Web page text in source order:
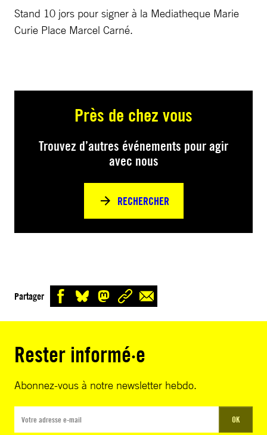
Stand 10 jors pour signer à la Mediatheque Marie
Curie Place Marcel Carné.
Près de chez vous
Trouvez d’autres événements pour agir
avec nous
RECHERCHER
Partager
Rester informé·e
Abonnez-vous à notre newsletter hebdo.
OK